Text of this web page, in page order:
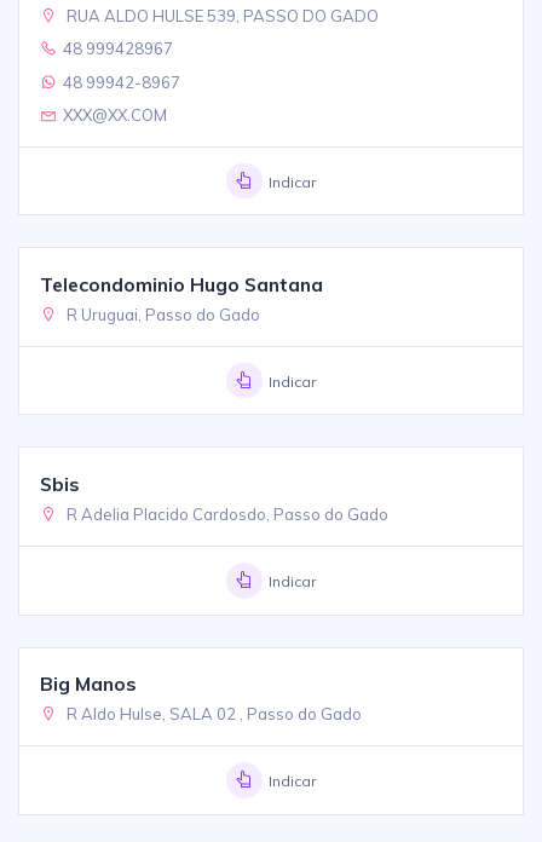
RUA ALDO HULSE 539, PASSO DO GADO
48 999428967
48 99942-8967
XXX@XX.COM
Indicar
Telecondominio Hugo Santana
R Uruguai, Passo do Gado
Indicar
Sbis
R Adelia Placido Cardosdo, Passo do Gado
Indicar
Big Manos
R Aldo Hulse, SALA 02 , Passo do Gado
Indicar